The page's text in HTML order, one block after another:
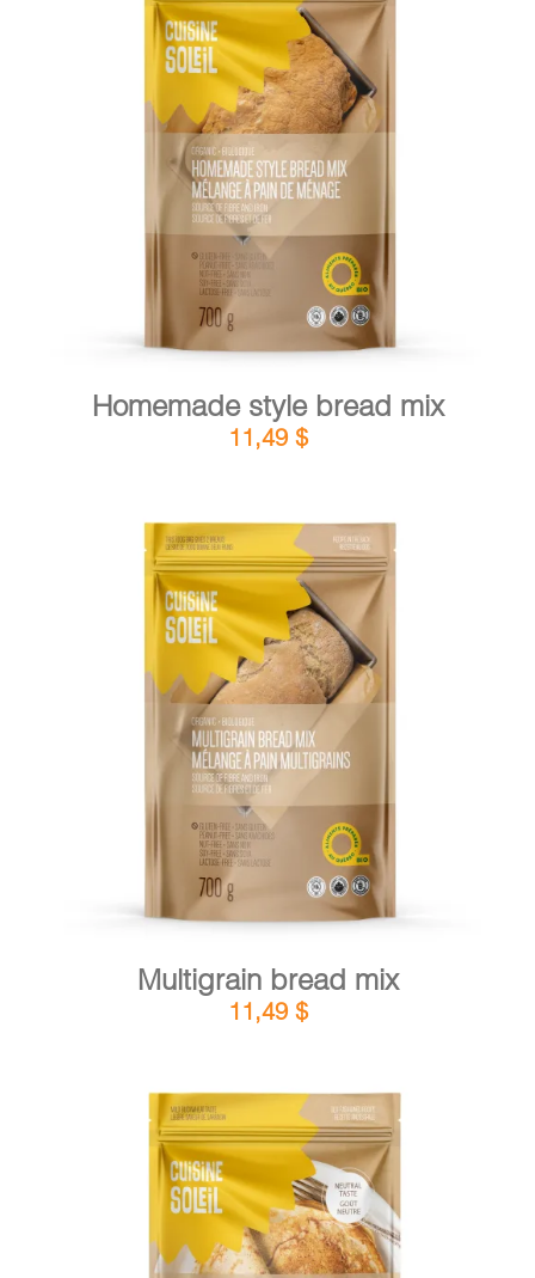
ADD TO CART DETAILS
Homemade style bread mix
11,49 $
ADD TO CART / DETAILS
Multigrain bread mix
11,49 $